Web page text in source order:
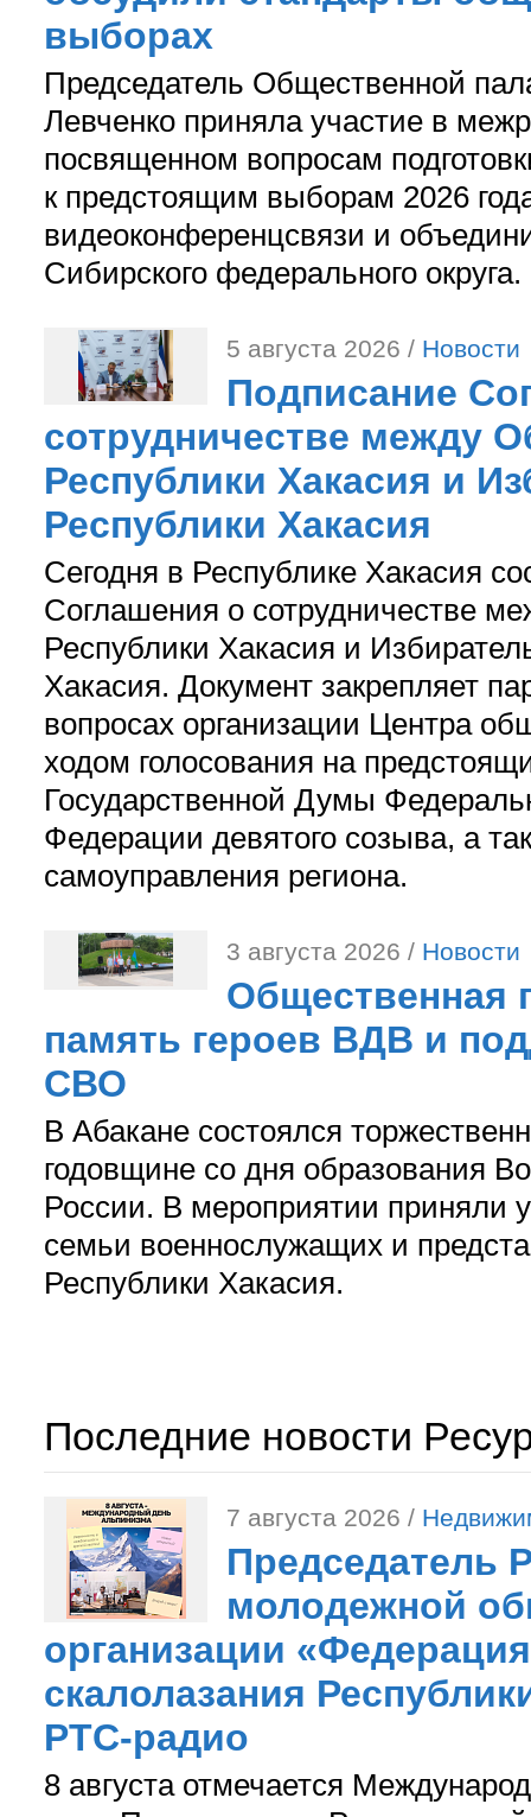
выборах
Председатель Общественной
Левченко приняла участие в
посвященном вопросам
к предстоящим выборам 2026
видеоконференцсвязи и
Сибирского федерального округа.
5 августа 2026 / Новости
Подписание
сотрудничестве между
Республики Хакасия и
Республики Хакасия
Сегодня в Республике Хакасия
Соглашения о сотрудничестве
Республики Хакасия и
Хакасия. Документ закрепляет
вопросах организации Центра
ходом голосования на
Государственной Думы
Федерации девятого созыва, а
самоуправления региона.
3 августа 2026 / Новости
Общественная
память героев ВДВ и
СВО
В Абакане состоялся
годовщине со дня образования
России. В мероприятии приняли
семьи военнослужащих и
Республики Хакасия.
Последние новости
7 августа 2026 /
Председатель
молодежной
организации
скалолазания
РТС-радио
8 августа отмечается